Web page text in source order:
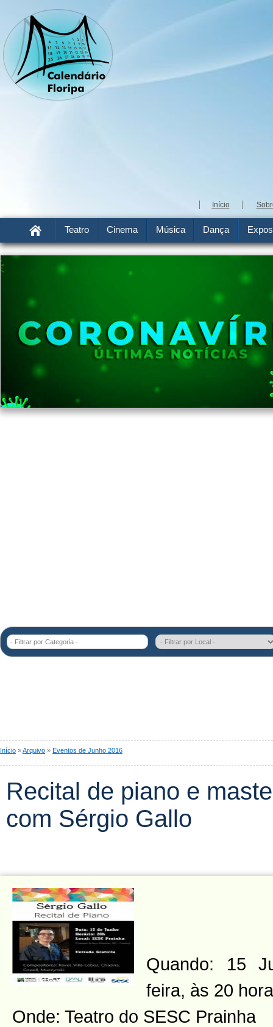
Início
Teatro Cinema Música Dança
- Filtrar por Categoria -
Início »Arquivo » Eventos de Junho 2016
Recital de piano e
com Sérgio Gallo
Quando: 15
feira, às 20
Onde: Teatro do SESC Prainha